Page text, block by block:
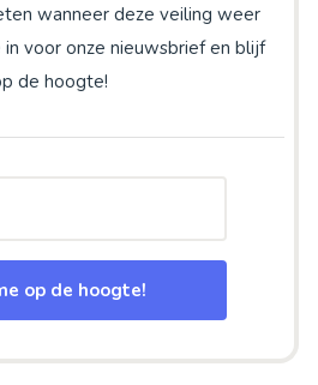
wanneer deze veiling weer
voor onze nieuwsbrief en blijf
de hoogte!
op de hoogte!